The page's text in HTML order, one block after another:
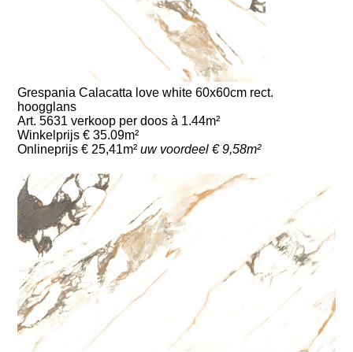
Grespania Calacatta love white 60x60cm rect.
hoogglans
Art. 5631 verkoop per doos à 1.44m²
Winkelprijs € 35.09m²
Onlineprijs € 25,41m²uw voordeel € 9,58m²